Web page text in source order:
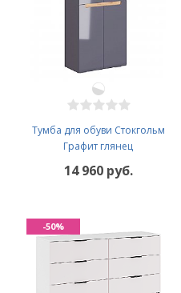
Тумба для обуви Стокгольм
Графит глянец
14 960 руб.
-50%